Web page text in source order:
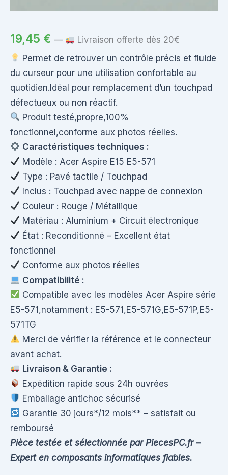
19,45 € —
Livraison offerte dès 20€
Permet de retrouver un contrôle précis et fluide
du curseur pour une utilisation confortable au
quotidien.Idéal pour remplacement d’un touchpad
défectueux ou non réactif.
Produit testé,propre,100%
fonctionnel,conforme aux photos réelles.
Caractéristiques techniques :
Modèle : Acer Aspire E15 E5-571
Type : Pavé tactile / Touchpad
Inclus : Touchpad avec nappe de connexion
Couleur : Rouge / Métallique
Matériau : Aluminium + Circuit électronique
État : Reconditionné – Excellent état
fonctionnel
Conforme aux photos réelles
Compatibilité :
Compatible avec les modèles Acer Aspire série
E5-571,notamment : E5-571,E5-571G,E5-571P,E5-
571TG
Merci de vérifier la référence et le connecteur
avant achat.
Livraison & Garantie :
Expédition rapide sous 24h ouvrées
Emballage antichoc sécurisé
Garantie 30 jours*/12 mois** – satisfait ou
remboursé
Pièce testée et sélectionnée par PiecesPC.fr –
Expert en composants informatiques fiables.